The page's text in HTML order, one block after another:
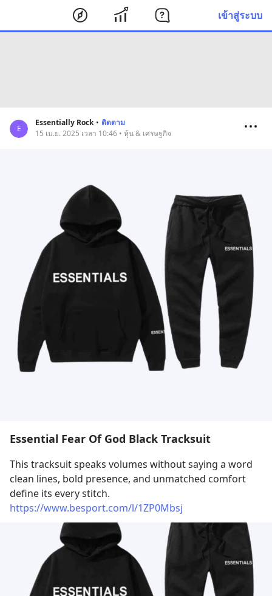
เข้าสู่ระบบ
E
Essentially Rock • ติดตาม
15 เม.ย. 2025 เวลา 10:46 • หุ้น & เศรษฐกิจ
Essential Fear Of God Black Tracksuit
This tracksuit speaks volumes without saying a word
clean lines, bold presence, and unmatched comfort
define its every stitch.
https://www.besport.com/l/1ZP0Mbsj